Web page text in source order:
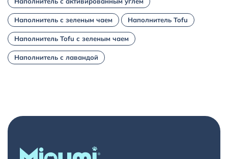
Наполнитель с зеленым чаем Наполнитель Tofu
Наполнитель Tofu с зеленым чаем
Наполнитель с лавандой